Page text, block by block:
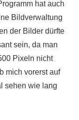
hat auch
Bildverwaltung
der Bilder dürfte
sein, da man
Pixeln nicht
mich vorerst auf
sehen wie lang